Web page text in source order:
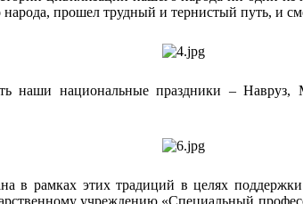
прошел трудный и тернистый путь, и
наши национальные праздники –
в рамках этих традиций в целях
учреждению «Специальный